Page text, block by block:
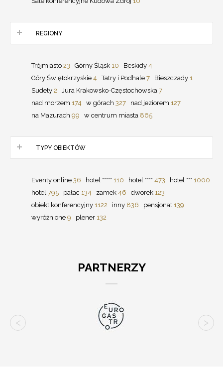
REGIONY
Trójmiasto 23 Górny Śląsk 10 Beskidy 4
Góry Świętokrzyskie 4 Tatry i Podhale 7 Bieszczady 1
Sudety 2 Jura Krakowsko-Częstochowska 7
nad morzem 174 w górach 327 nad jeziorem 127
na Mazurach 99 w centrum miasta 865
TYPY OBIEKTÓW
Eventy online 36 hotel ***** 110 hotel **** 473 hotel *** 1000
hotel 795 pałac 134 zamek 46 dworek 123
obiekt konferencyjny 1122 inny 836 pensjonat 139
wyróżnione 9 plener 132
PARTNERZY